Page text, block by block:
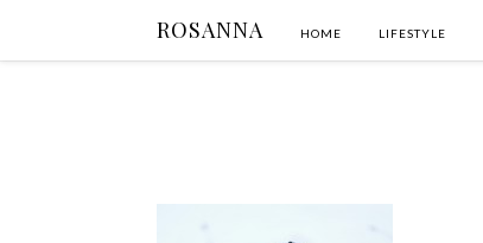
ROSANNA HOME LIFESTYLE